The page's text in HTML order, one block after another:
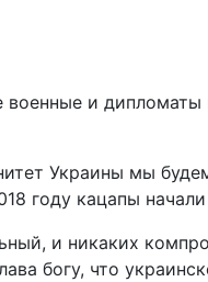
и
Украины мы
году кацапы
и никаких
богу, что